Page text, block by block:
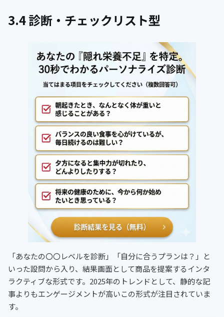
3.4 診断・チェックリスト型
「あなたの〇〇レベルを診断」「自分に合うプランは？」と
いった設問から入り、結果画面として商品を提案するインタ
ラクティブな形式です。2025年のトレンドとして、静的な記
事よりもエンゲージメントが高いこの形式が注目されていま
す。